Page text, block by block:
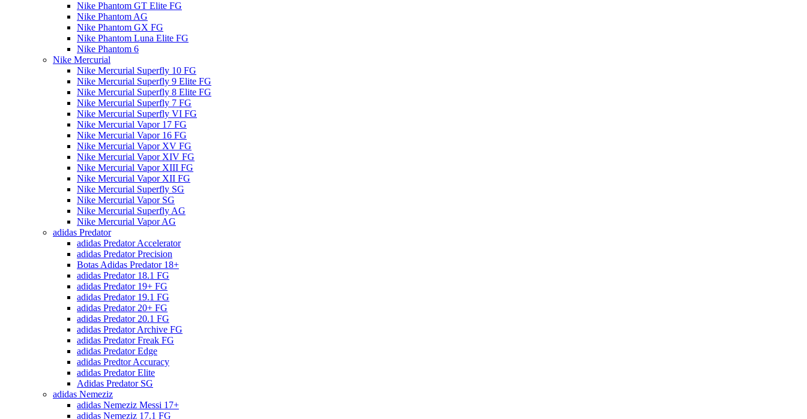
Nike Phantom GT Elite FG
Nike Phantom AG
Nike Phantom GX FG
Nike Phantom Luna Elite FG
Nike Phantom 6
Nike Mercurial
Nike Mercurial Superfly 10 FG
Nike Mercurial Superfly 9 Elite FG
Nike Mercurial Superfly 8 Elite FG
Nike Mercurial Superfly 7 FG
Nike Mercurial Superfly VI FG
Nike Mercurial Vapor 17 FG
Nike Mercurial Vapor 16 FG
Nike Mercurial Vapor XV FG
Nike Mercurial Vapor XIV FG
Nike Mercurial Vapor XIII FG
Nike Mercurial Vapor XII FG
Nike Mercurial Superfly SG
Nike Mercurial Vapor SG
Nike Mercurial Superfly AG
Nike Mercurial Vapor AG
adidas Predator
adidas Predator Accelerator
adidas Predator Precision
Botas Adidas Predator 18+
adidas Predator 18.1 FG
adidas Predator 19+ FG
adidas Predator 19.1 FG
adidas Predator 20+ FG
adidas Predator 20.1 FG
adidas Predator Archive FG
adidas Predator Freak FG
adidas Predator Edge
adidas Predtor Accuracy
adidas Predator Elite
Adidas Predator SG
adidas Nemeziz
adidas Nemeziz Messi 17+
adidas Nemeziz 17.1 FG